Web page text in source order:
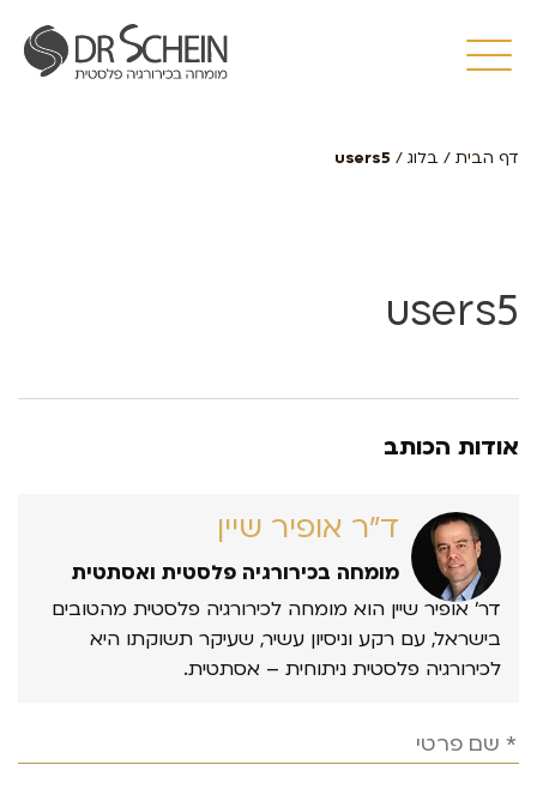
דף הבית / בלוג /
users5
users5
אודות הכותב
ד״ר אופיר שיין
מומחה בכירורגיה פלסטית ואסתטית
דר’ אופיר שיין הוא מומחה לכירורגיה פלסטית מהטובים
בישראל, עם רקע וניסיון עשיר, שעיקר תשוקתו היא
לכירורגיה פלסטית ניתוחית – אסתטית.